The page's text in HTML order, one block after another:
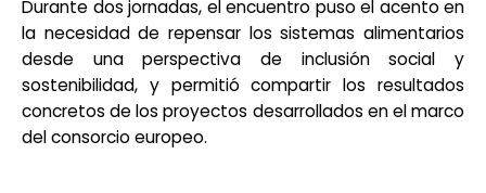
Durante dos jornadas, el encuentro puso el acento en
la necesidad de repensar los sistemas alimentarios
desde una perspectiva de inclusión social y
sostenibilidad, y permitió compartir los resultados
concretos de los proyectos desarrollados en el marco
del consorcio europeo.